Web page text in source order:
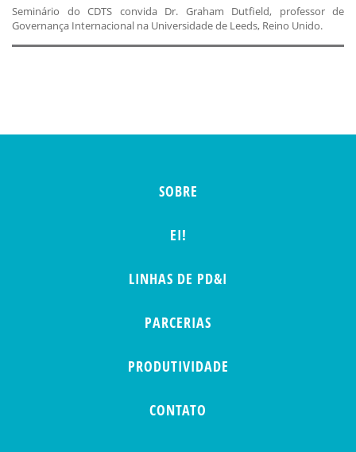
Seminário do CDTS convida Dr. Graham Dutfield, professor de
Governança Internacional na Universidade de Leeds, Reino Unido.
SOBRE
EI!
LINHAS DE PD&I
PARCERIAS
PRODUTIVIDADE
CONTATO